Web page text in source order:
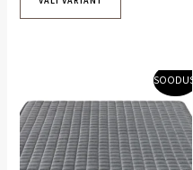
SOODUS!
oli:
159,00 €.
Praegune
on:
143,10 €.